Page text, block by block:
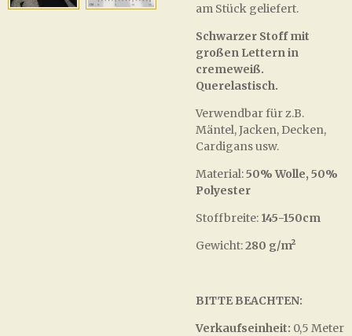
am Stück geliefert.
Schwarzer Stoff mit
großen Lettern in
cremeweiß.
Querelastisch.
Verwendbar für z.B.
Mäntel, Jacken, Decken,
Cardigans usw.
Material:50% Wolle, 50%
Polyester
Stoffbreite: 145-150cm
Gewicht:280 g/m²
BITTE BEACHTEN:
Verkaufseinheit: 0,5 Meter